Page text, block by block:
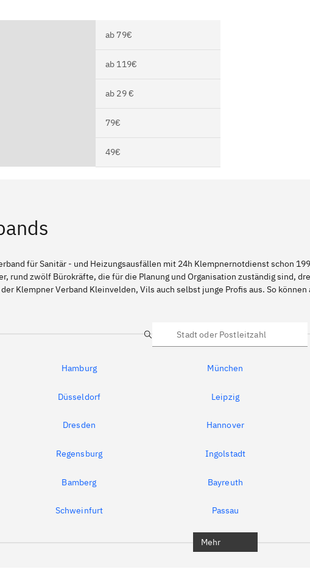
ab 79€
ab 119€
ab 29 €
79€
49€
für Sanitär - und Heizungsausfällen mit 24h Klempnernotdienst schon
rund zwölf Bürokräfte, die für die Planung und Organisation zuständig sind,
Klempner Verband Kleinvelden, Vils auch selbst junge Profis aus. So
Suche
Hamburg München
Düsseldorf Leipzig
Dresden Hannover
Regensburg Ingolstadt
Bamberg Bayreuth
Schweinfurt Passau
Mehr